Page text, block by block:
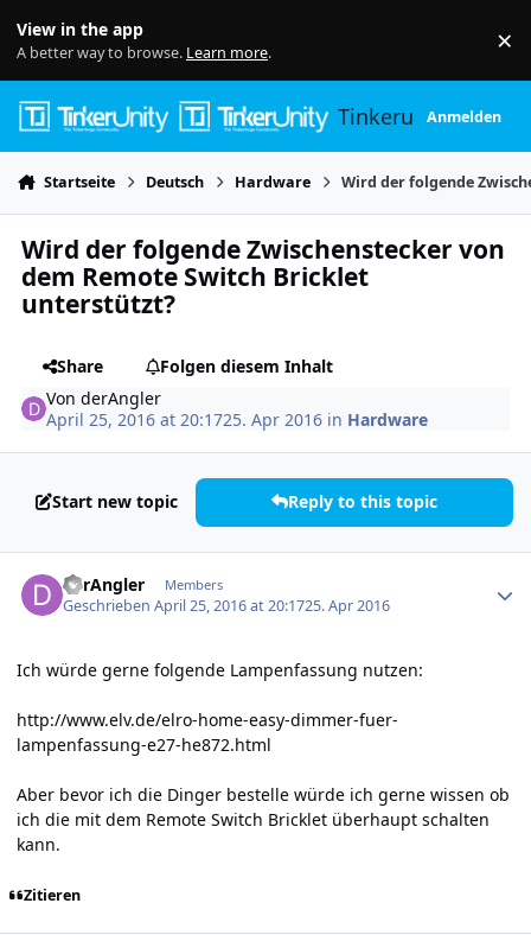
View in the app
A better way to browse. Learn more. ×
TinkerunityAnmelden
Startseite Deutsch Hardware Wird der folgende
Wird der folgende Zwischenstecker von
dem Remote Switch Bricklet
unterstützt?
Share
Folgen diesem Inhalt
VonderAngler
April 25, 2016 at 20:1725. Apr 2016 in Hardware
Start new topic Reply to this topic
derAngler Members
GeschriebenApril 25, 2016 at 20:1725. Apr 2016
Ich würde gerne folgende Lampenfassung nutzen:
http://www.elv.de/elro-home-easy-dimmer-fuer-
lampenfassung-e27-he872.html
Aber bevor ich die Dinger bestelle würde ich gerne wissen ob
ich die mit dem Remote Switch Bricklet überhaupt schalten
kann.
Zitieren